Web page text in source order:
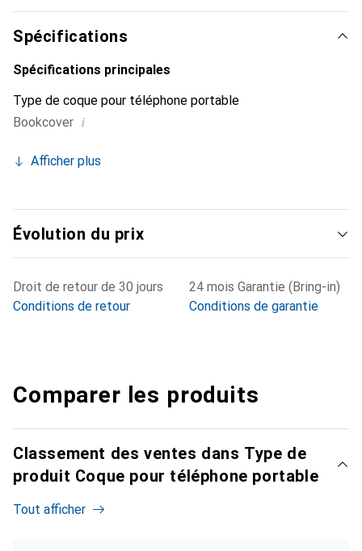
marque Noreve est un choix sûr pour une clientèle
exigeante.
Spécifications
Spécifications principales
Type de coque pour téléphone portable
Bookcover i
Afficher plus
Évolution du prix
Droit de retour de 30 jours
Conditions de retour
24 mois Garantie (Bring-in)
Conditions de garantie
Comparer les produits
Classement des ventes dans Type de
produit Coque pour téléphone portable
Tout afficher